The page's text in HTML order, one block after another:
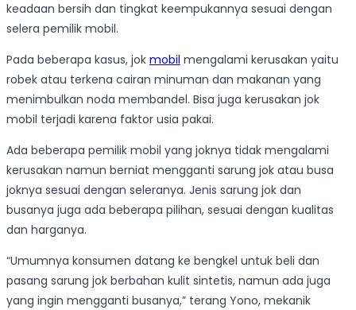
keadaan bersih dan tingkat keempukannya sesuai dengan
selera pemilik mobil.
Pada beberapa kasus, jok mobil mengalami kerusakan yaitu
robek atau terkena cairan minuman dan makanan yang
menimbulkan noda membandel. Bisa juga kerusakan jok
mobil terjadi karena faktor usia pakai.
Ada beberapa pemilik mobil yang joknya tidak mengalami
kerusakan namun berniat mengganti sarung jok atau busa
joknya sesuai dengan seleranya. Jenis sarung jok dan
busanya juga ada beberapa pilihan, sesuai dengan kualitas
dan harganya.
“Umumnya konsumen datang ke bengkel untuk beli dan
pasang sarung jok berbahan kulit sintetis, namun ada juga
yang ingin mengganti busanya,” terang Yono, mekanik